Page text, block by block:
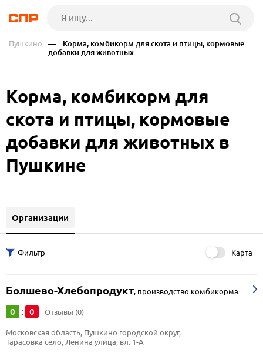
Пушкино
— Корма, комбикорм для скота и птицы, кормовые
добавки для животных
Корма, комбикорм для
скота и птицы, кормовые
добавки для животных в
Пушкине
Организации
Карта
Болшево-Хлебопродукт, производство комбикорма
0 : 0 Отзывы (0)
Московская область, Пушкино городской округ,
Тарасовка село, Ленина улица, вл. 1-А